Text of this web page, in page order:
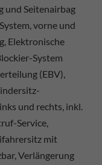
und Seitenairbag
vorne und
Elektronische
System
(EBV),
und rechts, inkl.
Service,
mit
Verlängerung